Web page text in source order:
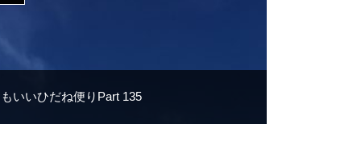
いいひだね便りPart 135